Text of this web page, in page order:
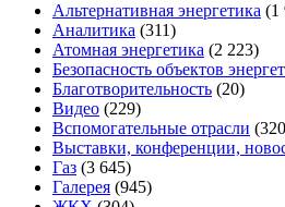
Альтернативная энергетика (1
Аналитика (311)
Атомная энергетика (2 223)
Безопасность объектов
Благотворительность (20)
Видео (229)
Вспомогательные отрасли
Выставки, конференции,
Газ (3 645)
Галерея (945)